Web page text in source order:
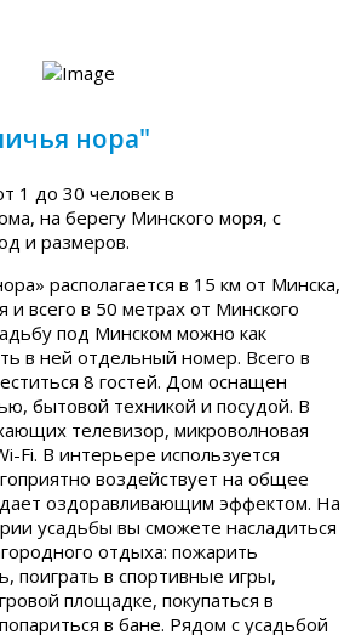
нора"
1 до 30 человек в
на берегу Минского моря, с
и размеров.
располагается в 15 км от Минска,
и всего в 50 метрах от Минского
под Минском можно как
в ней отдельный номер. Всего в
8 гостей. Дом оснащен
бытовой техникой и посудой. В
телевизор, микроволновая
Fi. В интерьере используется
воздействует на общее
оздоравливающим эффектом. На
усадьбы вы сможете насладиться
отдыха: пожарить
поиграть в спортивные игры,
площадке, покупаться в
в бане. Рядом с усадьбой